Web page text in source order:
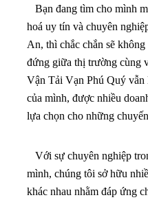
Bạn đang tìm cho mình
hoá uy tín và chuyên
An, thì chắc chắn sẽ
đứng giữa thị trường cùng
Vận Tải Vạn Phú Quý
của mình, được nhiều
lựa chọn cho những
Với sự chuyên nghiệp
mình, chúng tôi sở hữu
khác nhau nhằm đáp ứng